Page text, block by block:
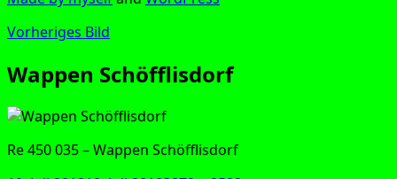
Vorheriges Bild
Wappen Schöfflisdorf
Re 450 035 – Wap­pen Schöfflisdorf